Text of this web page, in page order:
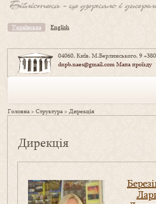
Українська English
04060, Київ, М.Берлинського, 9
dnpb.naes@gmail.comМапа проїзду
Головна >Структура >Дирекція
Дирекція